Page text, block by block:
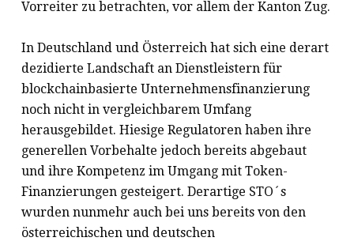
Vorreiter zu betrachten, vor allem der Kanton Zug.
In Deutschland und Österreich hat sich eine derart
dezidierte Landschaft an Dienstleistern für
blockchainbasierte Unternehmensfinanzierung
noch nicht in vergleichbarem Umfang
herausgebildet. Hiesige Regulatoren haben ihre
generellen Vorbehalte jedoch bereits abgebaut
und ihre Kompetenz im Umgang mit Token-
Finanzierungen gesteigert. Derartige STO´s
wurden nunmehr auch bei uns bereits von den
österreichischen und deutschen